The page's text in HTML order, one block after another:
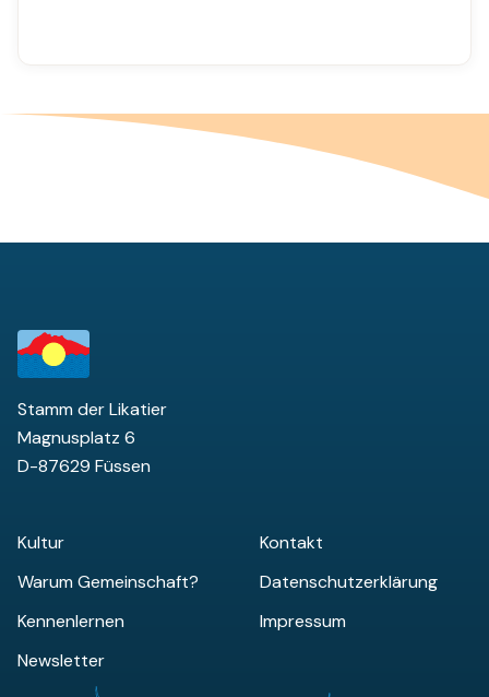
Stamm der Likatier
Magnusplatz 6
D-87629 Füssen
Kultur
Warum Gemeinschaft?
Kennenlernen
Newsletter
Kontakt
Datenschutzerklärung
Impressum